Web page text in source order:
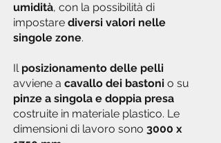
umidità, con la possibilità di
impostare diversi valori nelle
singole zone.
Il posizionamento delle pelli
avviene a cavallo dei bastoni o su
pinze a singola e doppia presa
costruite in materiale plastico. Le
dimensioni di lavoro sono 3000 x